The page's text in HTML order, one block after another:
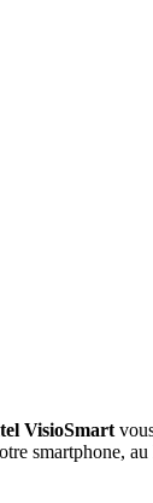
VisioSmart
smartphone,